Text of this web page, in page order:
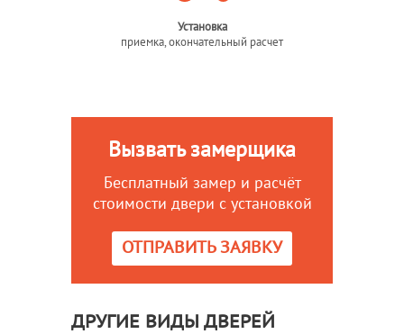
Установка
приемка, окончательный расчет
Вызвать замерщика
Бесплатный замер и расчёт
стоимости двери с установкой
ОТПРАВИТЬ ЗАЯВКУ
ДРУГИЕ ВИДЫ ДВЕРЕЙ